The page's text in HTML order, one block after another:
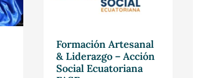
Formación Artesanal
& Liderazgo – Acción
Social Ecuatoriana